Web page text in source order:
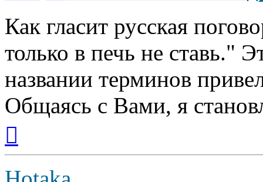
Как гласит русская
только в печь не ставь."
названии терминов
Общаясь с Вами, я
началу